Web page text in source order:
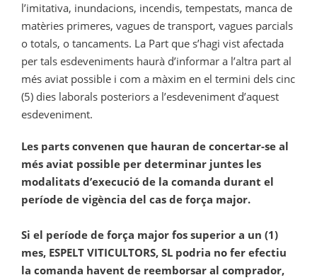
l’imitativa, inundacions, incendis, tempestats, manca de
matèries primeres, vagues de transport, vagues parcials
o totals, o tancaments. La Part que s’hagi vist afectada
per tals esdeveniments haurà d’informar a l’altra part al
més aviat possible i com a màxim en el termini dels cinc
(5) dies laborals posteriors a l’esdeveniment d’aquest
esdeveniment.
Les parts convenen que hauran de concertar-se al
més aviat possible per determinar juntes les
modalitats d’execució de la comanda durant el
període de vigència del cas de força major.
Si el període de força major fos superior a un (1)
mes, ESPELT VITICULTORS, SL podria no fer efectiu
la comanda havent de reemborsar al comprador,